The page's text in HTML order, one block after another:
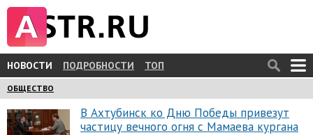
НОВОСТИ ПОДРОБНОСТИ ТОП
ОБЩЕСТВО
В Ахтубинск ко Дню Победы привезут
частицу вечного огня с Мамаева кургана